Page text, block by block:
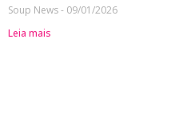
Soup News
09/01/2026
Leia mais